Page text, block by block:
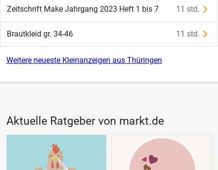
Zeitschrift Make Jahrgang 2023 Heft 1 bis 7 11 std.
Brautkleid gr. 34-46 11 std.
Weitere neueste Kleinanzeigen aus Thüringen
Aktuelle Ratgeber von markt.de